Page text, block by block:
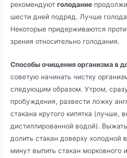
рекомендуютголодание
шести дней подряд. Лучше
Некоторые придерживаются
зрения относительно голодания.
Способы очищения организма в
советую начинать чистку
следующим образом. Утром,
пробуждения, развести ложку
стакана крутого кипятка (лучше,
дистиллированной водой).
долить стакан доверху холодной
минут выпить стакан морковного